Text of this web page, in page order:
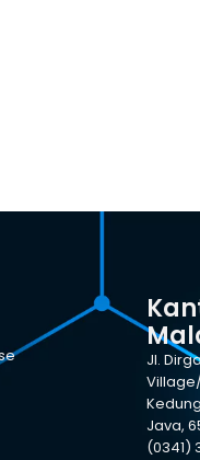
Jl.
Java,
(0341)